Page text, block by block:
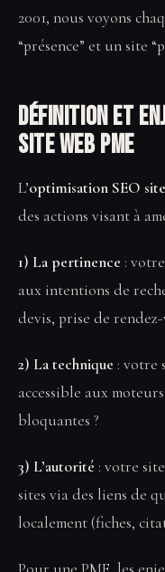
2001, nous voyons
“présence” et un site
Définition et
site web PME
L’optimisation SEO
des actions visant à
1) La pertinence :
aux intentions de
devis, prise de rendez-
2) La technique : votre
accessible aux
bloquantes ?
3) L’autorité : votre
sites via des liens de
localement (fiches,